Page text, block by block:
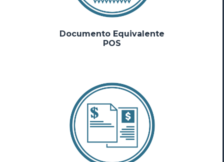
Documento Equivalente
POS